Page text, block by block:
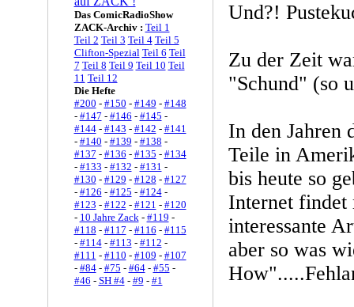
Das ComicRadioShow
ZACK-Archiv : Teil 1
Teil 2 Teil 3 Teil 4 Teil 5
Clifton-Spezial Teil 6 Teil
7 Teil 8 Teil 9 Teil 10 Teil
11 Teil 12
Die Hefte
#200 - #150 - #149 - #148
- #147 - #146 - #145 -
#144- #143 - #142 - #141
- #140 - #139 - #138 -
#137 - #136 - #135 - #134
- #133 - #132 - #131 -
#130 - #129 - #128 - #127
- #126 - #125 - #124-
#123 - #122 - #121 - #120
- 10 Jahre Zack- #119 -
#118 - #117 - #116 - #115
- #114- #113 - #112 -
#111 - #110 - #109 - #107
- #84- #75 - #64- #55 -
#46 - SH #4- #9 - #1
Und?!
Zu der Zeit
"Schund" (so
In den Jahren
Teile in
bis heute so
Internet findet
interessante
aber so was